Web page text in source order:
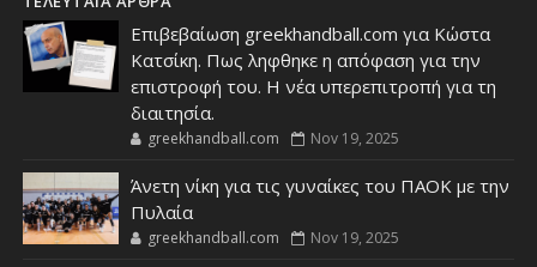
Επιβεβαίωση greekhandball.com για Κώστα
Κατσίκη. Πως ληφθηκε η απόφαση για την
επιστροφή του. Η νέα υπερεπιτροπή για τη
διαιτησία.
greekhandball.com Nov 19, 2025
Άνετη νίκη για τις γυναίκες του ΠΑΟΚ με την
Πυλαία
greekhandball.com Nov 19, 2025